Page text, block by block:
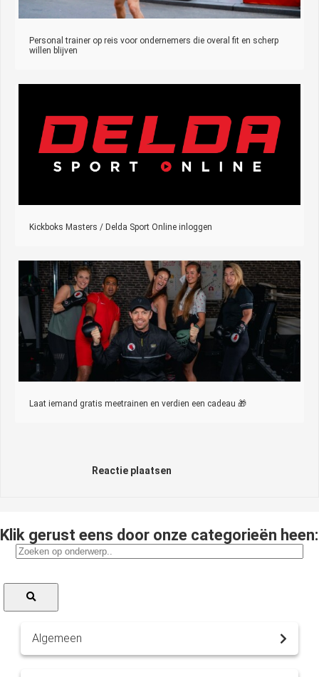
Personal trainer op reis voor ondernemers die overal fit en scherp
willen blijven
Kickboks Masters / Delda Sport Online inloggen
Laat iemand gratis meetrainen en verdien een cadeau 🎁
Reactie plaatsen
Klik gerust eens door onze categorieën heen:
Algemeen